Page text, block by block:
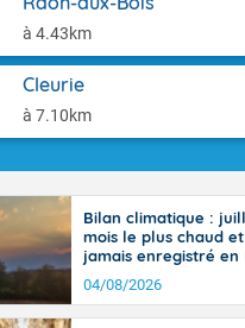
à 4.43km
Cleurie
à 7.10km
l'après-
14
il fait
30 à 35
Bilan climatique :
mois le plus chaud
jamais enregistré en
04/08/2026